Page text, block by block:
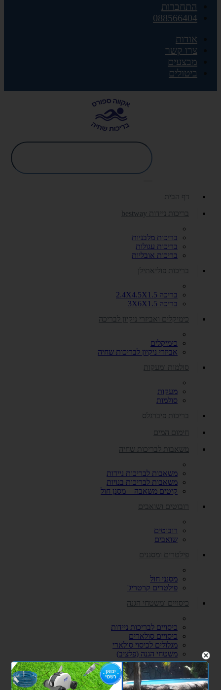
התחברות
088566404
אודות
צרו קשר
מבצעים
ביטולים
דף הבית
בריכות ניידות bestway
בריכות מלבניות
בריכות עגולות
בריכות אובליות
בריכות פוליאתילן
בריכה 2.4X4.5X1.5
בריכה 3X6X1.5
כימיקלים ואביזרי ניקיון לבריכה
כימיקלים
אביזרי ניקיון לבריכות שחיה
סולמות ומעקות
מעקות
סולמות
בריכות פיברגלס
חימום המים
משאבות לבריכות שחיה
משאבות לבריכות ניידות
משאבות לבריכות בנויות
קיטים משאבה + מסנן חול
רובוטים ושואבים
רובוטים
שואבים
פילטרים ומסננים
מסנני חול
פילטרים קרטריג'
כיסויים ומשטחי הגנה
כיסויים לבריכות ניידות
כיסויים סולארים
מגלולים לכיסוי סולארי
משטחי הגנה (פלציב)
מכשירי מלח ובקרים לבריכה
צנרת ואביזרי PVC